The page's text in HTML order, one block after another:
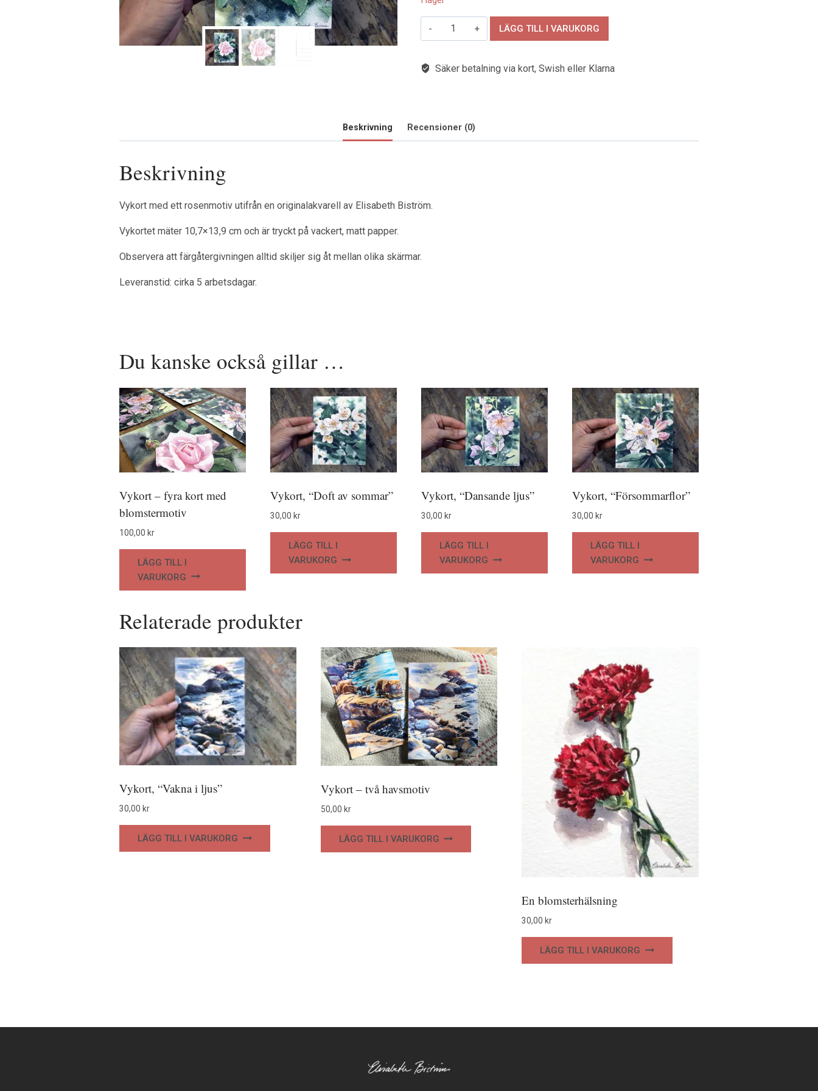
Vykort,
"En
skär"
LÄGG TILL I VARUKORG
Säker betalning via kort, Swish eller Klarna
Beskrivning Recensioner (0)
Beskrivning
Vykort med ett rosenmotiv utifrån en originalakvarell av Elisabeth Biström.
Vykortet mäter 10,7×13,9 cm och är tryckt på vackert, matt papper.
Observera att färgåtergivningen alltid skiljer sig åt mellan olika skärmar.
Leveranstid: cirka 5 arbetsdagar.
Du kanske också gillar …
Vykort – fyra kort med
blomstermotiv
100,00 kr
LÄGG TILL I
VARUKORG
Vykort, “Doft av sommar”
30,00 kr
LÄGG TILL I
VARUKORG
Vykort, “Dansande ljus”
30,00 kr
LÄGG TILL I
VARUKORG
Vykort, “Försommarflor”
30,00 kr
LÄGG TILL I
VARUKORG
Relaterade produkter
Vykort, “Vakna i ljus”
30,00 kr
LÄGG TILL I VARUKORG
Vykort – två havsmotiv
50,00 kr
LÄGG TILL I VARUKORG
En blomsterhälsning
30,00 kr
LÄGG TILL I VARUKORG